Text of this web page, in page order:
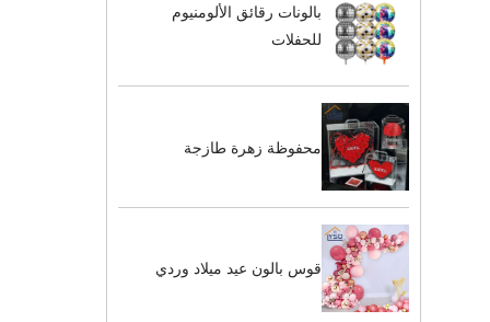
بالونات رقائق الألومنيوم
للحفلات
محفوظة زهرة طازجة
قوس بالون عيد ميلاد وردي